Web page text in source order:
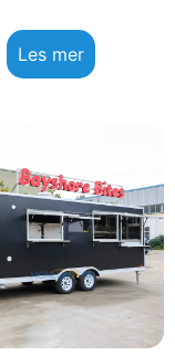
Les mer